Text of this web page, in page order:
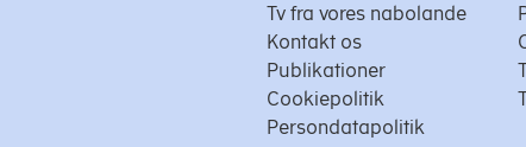
Tv fra vores nabolande
Kontakt os
Publikationer
Cookiepolitik
Persondatapolitik